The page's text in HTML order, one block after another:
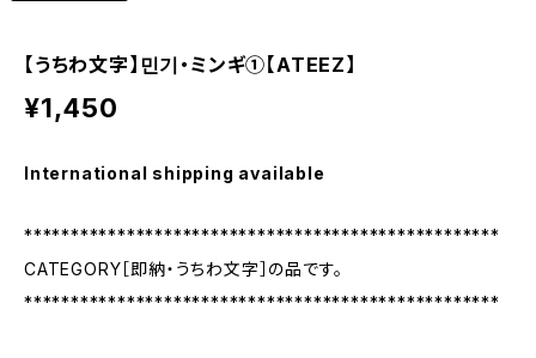
【うちわ文字】민기・ミンギ①【ATEEZ】
¥1,450
International shipping available
***************************************************
CATEGORY［即納・うちわ文字］の品です。
***************************************************